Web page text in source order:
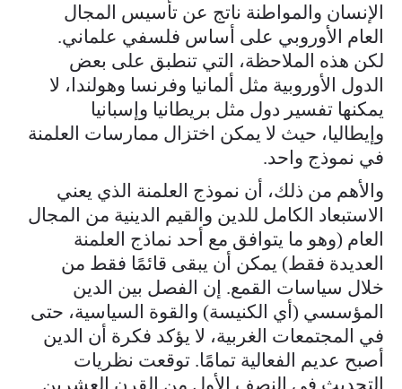
الإنسان والمواطنة ناتج عن تأسيس المجال
العام الأوروبي على أساس فلسفي علماني.
لكن هذه الملاحظة، التي تنطبق على بعض
الدول الأوروبية مثل ألمانيا وفرنسا وهولندا، لا
يمكنها تفسير دول مثل بريطانيا وإسبانيا
وإيطاليا، حيث لا يمكن اختزال ممارسات العلمنة
في نموذج واحد.
والأهم من ذلك، أن نموذج العلمنة الذي يعني
الاستبعاد الكامل للدين والقيم الدينية من المجال
العام (وهو ما يتوافق مع أحد نماذج العلمنة
العديدة فقط) يمكن أن يبقى قائمًا فقط من
خلال سياسات القمع. إن الفصل بين الدين
المؤسسي (أي الكنيسة) والقوة السياسية، حتى
في المجتمعات الغربية، لا يؤكد فكرة أن الدين
أصبح عديم الفعالية تمامًا. توقعت نظريات
التحديث في النصف الأول من القرن العشرين